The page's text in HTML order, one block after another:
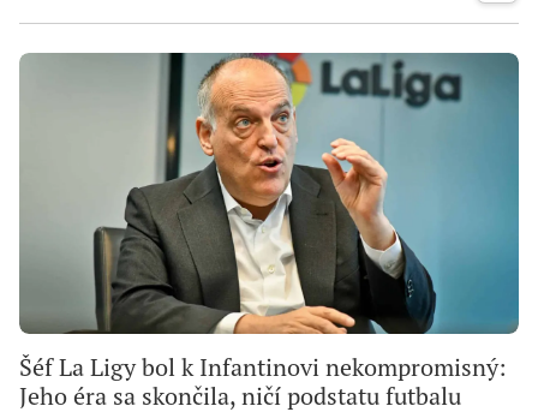
Šéf La Ligy bol k Infantinovi nekompromisný:
Jeho éra sa skončila, ničí podstatu futbalu